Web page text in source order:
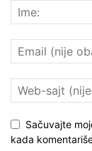
Sačuvajte
kada